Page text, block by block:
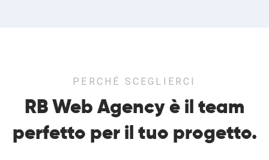
PERCHÉ SCEGLIERCI
RB Web Agency è il team
perfetto per il tuo progetto.